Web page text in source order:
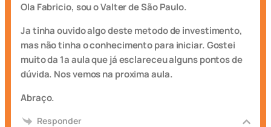
Ola Fabricio, sou o Valter de São Paulo.
Ja tinha ouvido algo deste metodo de investimento,
mas não tinha o conhecimento para iniciar. Gostei
muito da 1a aula que já esclareceu alguns pontos de
dúvida. Nos vemos na proxima aula.
Abraço.
Responder